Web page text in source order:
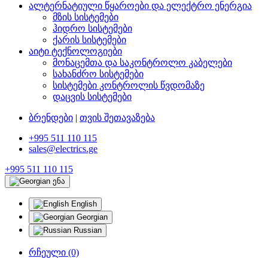
ალტერნატიული წყაროები და ელექტრო ენერგია
მზის სისტემები
ჰიდრო სისტემები
ქარის სისტემები
აიტი ტექნოლოგიები
მონაცემთა და საკონტროლო კაბელები
სახანძრო სისტემები
სისტემები კონტროლის წვდომაზე
დაცვის სისტემები
ბრენდები | თვის შეთავაზება
+995 511 110 115
sales@electrics.ge
+995 511 110 115
ენა
English
Georgian
Russian
რჩეული (0)